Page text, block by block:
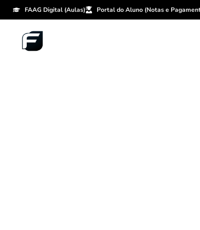
FAAG Digital (Aulas) Portal do Aluno (Notas e